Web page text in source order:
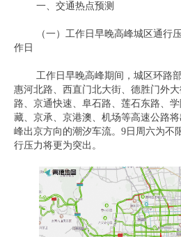
一、交通热点预测
（一）工作日早晚高峰城区通行
作日
工作日早晚高峰期间，城区环路
惠河北路、西直门北大街、德胜门外
路、京通快速、阜石路、莲石东路、
藏、京承、京港澳、机场等高速公路
峰出京方向的潮汐车流。9日周六为不
行压力将更为突出。